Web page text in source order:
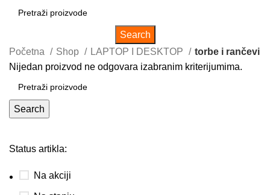
Search
Status artikla:
Na akciji
Početna Shop LAPTOP I DESKTOP
torbe i rančevi
Nijedan proizvod ne odgovara izabranim kriterijumima.
Search